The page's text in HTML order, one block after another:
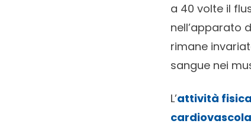
a 40 volte il
nell’apparato
rimane
sangue nei
L’attività